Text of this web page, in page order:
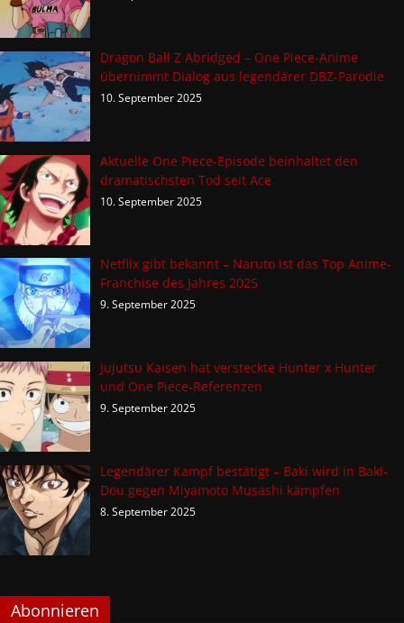
Dragon Ball Z Abridged – One Piece-Anime
übernimmt Dialog aus legendärer DBZ-Parodie
10. September 2025
Aktuelle One Piece-Episode beinhaltet den
dramatischsten Tod seit Ace
10. September 2025
Netflix gibt bekannt – Naruto ist das Top Anime-
Franchise des Jahres 2025
9. September 2025
Jujutsu Kaisen hat versteckte Hunter x Hunter
und One Piece-Referenzen
9. September 2025
Legendärer Kampf bestätigt – Baki wird in Baki-
Dou gegen Miyamoto Musashi kämpfen
8. September 2025
Abonnieren